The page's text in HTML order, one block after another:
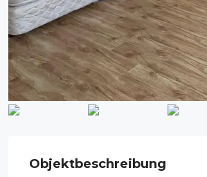
Objektbeschreibung